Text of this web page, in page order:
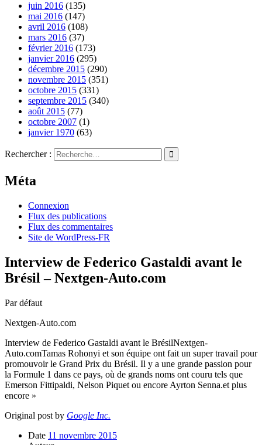
juin 2016 (135)
mai 2016 (147)
avril 2016 (108)
mars 2016 (37)
février 2016 (173)
janvier 2016 (295)
décembre 2015 (290)
novembre 2015 (351)
octobre 2015 (331)
septembre 2015 (340)
août 2015 (77)
octobre 2007 (1)
janvier 1970 (63)
Rechercher :
Méta
Connexion
Flux des publications
Flux des commentaires
Site de WordPress-FR
Interview de Federico Gastaldi avant le
Brésil – Nextgen-Auto.com
Par défaut
Nextgen-Auto.com
Interview de Federico Gastaldi avant le BrésilNextgen-
Auto.comTamas Rohonyi et son équipe ont fait un super travail pour
promouvoir le Grand Prix du Brésil. Il y a une grande passion pour
la Formule 1 dans ce pays, où de grands noms ont couru tels que
Emerson Fittipaldi, Nelson Piquet ou encore Ayrton Senna.et plus
encore »
Original post by Google Inc.
Date 11 novembre 2015